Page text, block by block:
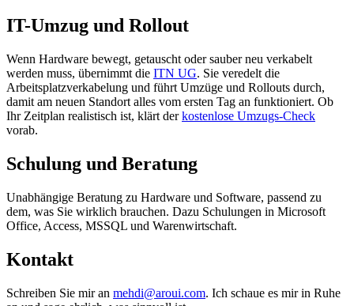
IT-Umzug und Rollout
Wenn Hardware bewegt, getauscht oder sauber neu verkabelt
werden muss, übernimmt die ITN UG. Sie veredelt die
Arbeitsplatzverkabelung und führt Umzüge und Rollouts durch,
damit am neuen Standort alles vom ersten Tag an funktioniert. Ob
Ihr Zeitplan realistisch ist, klärt derkostenlose Umzugs-Check
vorab.
Schulung und Beratung
Unabhängige Beratung zu Hardware und Software, passend zu
dem, was Sie wirklich brauchen. Dazu Schulungen in Microsoft
Office, Access, MSSQL und Warenwirtschaft.
Kontakt
Schreiben Sie mir an mehdi@aroui.com. Ich schaue es mir in Ruhe